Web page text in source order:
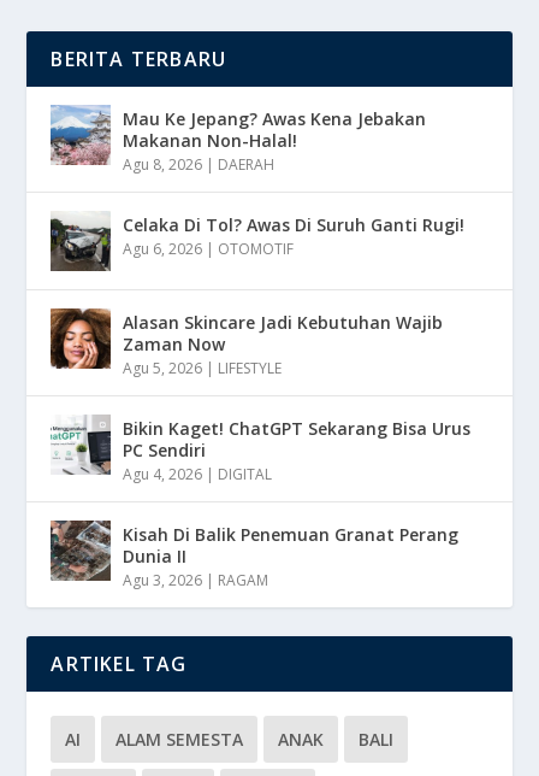
BERITA TERBARU
Mau Ke Jepang? Awas Kena Jebakan
Makanan Non-Halal!
Agu 8, 2026 | DAERAH
Celaka Di Tol? Awas Di Suruh Ganti Rugi!
Agu 6, 2026 | OTOMOTIF
Alasan Skincare Jadi Kebutuhan Wajib
Zaman Now
Agu 5, 2026 | LIFESTYLE
Bikin Kaget! ChatGPT Sekarang Bisa Urus
PC Sendiri
Agu 4, 2026 | DIGITAL
Kisah Di Balik Penemuan Granat Perang
Dunia II
Agu 3, 2026 | RAGAM
ARTIKEL TAG
AI ALAM SEMESTA ANAK BALI